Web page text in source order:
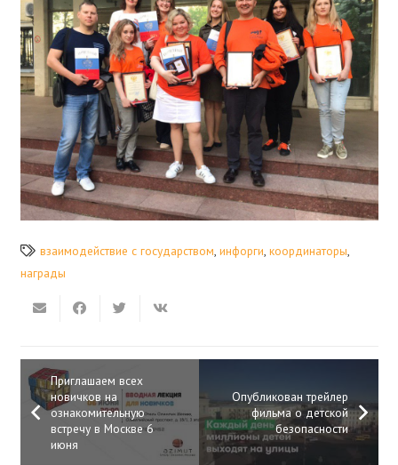
взаимодействие с государством, инфорги, координаторы,
награды
Приглашаем всех
новичков на
ознакомительную
встречу в Москве 6
июня
Опубликован трейлер
фильма о детской
безопасности